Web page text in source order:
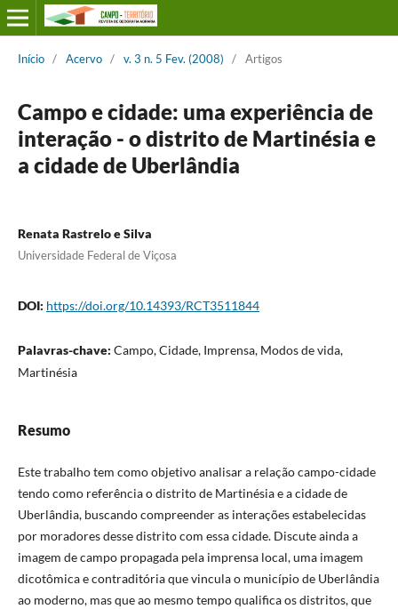
Início / Acervo / v. 3 n. 5 Fev. (2008) / Artigos
Campo e cidade: uma experiência de
interação - o distrito de Martinésia e
a cidade de Uberlândia
Renata Rastrelo e Silva
Universidade Federal de Viçosa
DOI: https://doi.org/10.14393/RCT3511844
Palavras-chave: Campo, Cidade, Imprensa, Modos de vida,
Martinésia
Resumo
Este trabalho tem como objetivo analisar a relação campo-cidade
tendo como referência o distrito de Martinésia e a cidade de
Uberlândia, buscando compreender as interações estabelecidas
por moradores desse distrito com essa cidade. Discute ainda a
imagem de campo propagada pela imprensa local, uma imagem
dicotômica e contraditória que vincula o município de Uberlândia
ao moderno, mas que ao mesmo tempo qualifica os distritos, que